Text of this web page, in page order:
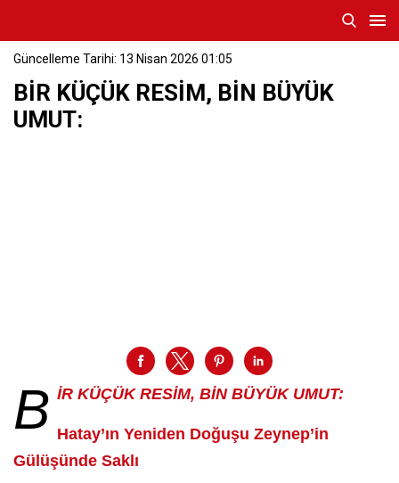
Güncelleme Tarihi: 13 Nisan 2026 01:05
BİR KÜÇÜK RESİM, BİN BÜYÜK
UMUT:
B İR KÜÇÜK RESİM, BİN BÜYÜK UMUT:
Hatay’ın Yeniden Doğuşu Zeynep’in
Gülüşünde Saklı